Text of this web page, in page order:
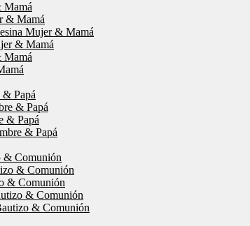
Mamá
& Mamá
Mujer & Mamá
& Mamá
Mamá
Papá
& Papá
& Papá
& Papá
& Comunión
& Comunión
& Comunión
& Comunión
& Comunión